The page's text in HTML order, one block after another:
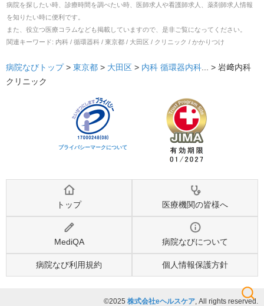
病院を探したい時、診療時間を調べたい時、医師求人や看護師求人、薬剤師求人情報
を知りたい時に便利です。
また、役立つ医療コラムなども掲載していますので、是非ご覧になってください。
関連キーワード: 内科 / 循環器科 / 東京都 / 大田区 / クリニック / かかりつけ
病院なびトップ> 東京都 > 大田区 > 内科 循環器内科 ... > 岩﨑内科
クリニック
プライバシーマークについて
トップ 医療機関の皆様へ
MediQA 病院なびについて
病院なび利用規約 個人情報保護方針
©2025 株式会社eヘルスケア , All rights reserved.